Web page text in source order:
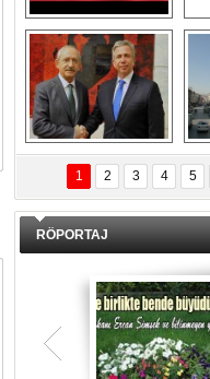
Asla Yalnız
Yürümeyeceksin
Uzun Adam
DAL İÇERİ ZÜBÜK!
1 2 3 4 5
RÖPORTAJ